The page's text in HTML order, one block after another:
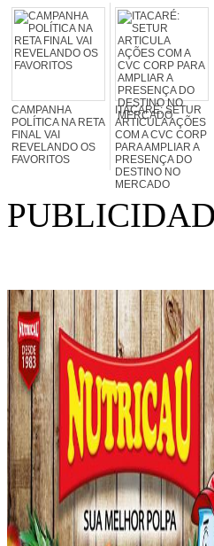
CAMPANHA
POLÍTICA NA RETA
FINAL VAI
REVELANDO OS
FAVORITOS
ITACARÉ: SETUR
ARTICULA AÇÕES
COM A CVC CORP
PARA AMPLIAR A
PRESENÇA DO
DESTINO NO
MERCADO